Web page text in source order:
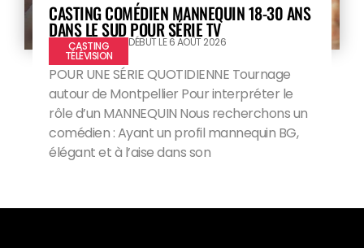
CASTING COMÉDIEN MANNEQUIN 18-30 ANS
DANS LE SUD POUR SÉRIE TV
CASTING
TÉLÉVISION
DÉBUT LE 6 AOÛT 2026
POUR UNE SÉRIE QUOTIDIENNE Tournage
autour de Montpellier Pour interpréter le
rôle d’un MANNEQUIN Nous recherchons un
comédien : Ayant un profil mannequin BG,
élégant et à l’aise dans son